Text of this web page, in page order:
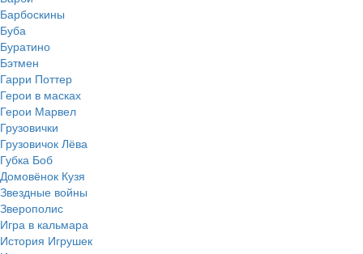
Барбоскины
Буба
Буратино
Бэтмен
Гарри Поттер
Герои в масках
Герои Марвел
Грузовички
Грузовичок Лёва
Губка Боб
Домовёнок Кузя
Звездные войны
Зверополис
Игра в кальмара
История Игрушек